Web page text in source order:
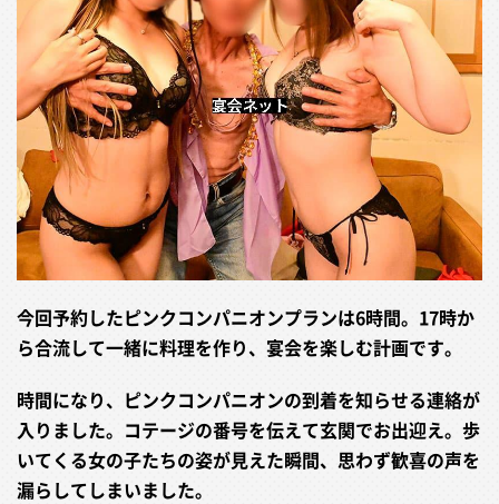
今回予約したピンクコンパニオンプランは6時間。17時か
ら合流して一緒に料理を作り、宴会を楽しむ計画です。
時間になり、ピンクコンパニオンの到着を知らせる連絡が
入りました。コテージの番号を伝えて玄関でお出迎え。歩
いてくる女の子たちの姿が見えた瞬間、思わず歓喜の声を
漏らしてしまいました。